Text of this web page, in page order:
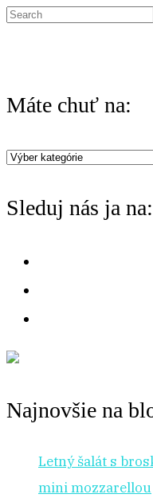
S
c
f
o
Máte chuť na:
Máte
na:
Sleduj nás ja na:
Najnovšie na
Letný šalát s
mini mozzarellou